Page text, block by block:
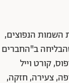
השמות הנפוצים,
ב"החברים
קורט וייל
צעירה, חזקה,